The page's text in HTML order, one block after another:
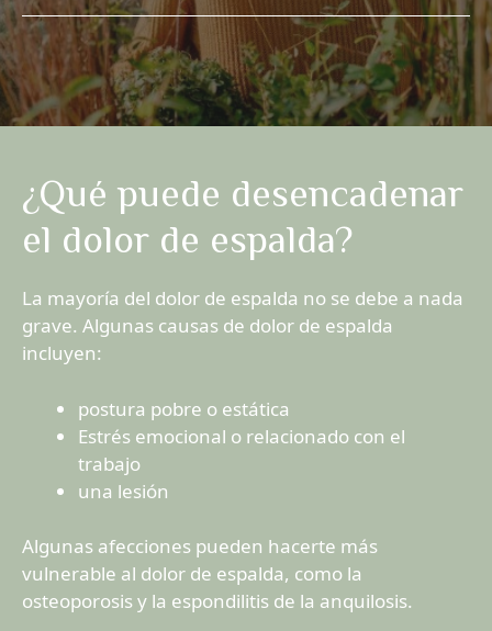
¿Qué puede desencadenar
el dolor de espalda?
La mayoría del dolor de espalda no se debe a nada
grave. Algunas causas de dolor de espalda
incluyen:
postura pobre o estática
Estrés emocional o relacionado con el
trabajo
una lesión
Algunas afecciones pueden hacerte más
vulnerable al dolor de espalda, como la
osteoporosis y la espondilitis de la anquilosis.